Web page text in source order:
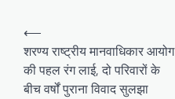
Post
navigation
⟵
शरण्य राष्ट्रीय मानवाधिकार आयोग
की पहल रंग लाई, दो परिवारों के
बीच वर्षों पुराना विवाद सुलझा